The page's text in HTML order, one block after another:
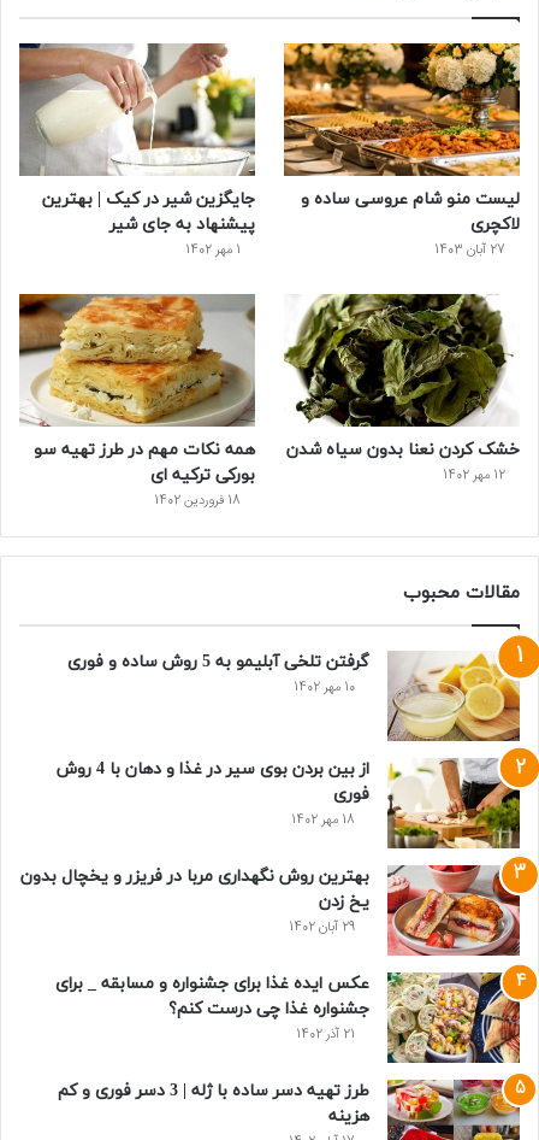
ب
و
ک
ی
ت
ر
ت
ر
ی
س
ت
ی
و
ب
پ
ر
س
لیست منو شام عروسی ساده و
لاکچری
27 آبان 1403
جایگزین شیر در کیک | بهترین
پیشنهاد به جای شیر
1 مهر 1402
خشک کردن نعنا بدون سیاه شدن
12 مهر 1402
همه نکات مهم در طرز تهیه سو
بورکی ترکیه ای
18 فروردین 1402
مقالات محبوب
گرفتن تلخی آبلیمو به 5 روش ساده و فوری
10 مهر 1402
از بین بردن بوی سیر در غذا و دهان با 4 روش
فوری
18 مهر 1402
بهترین روش نگهداری مربا در فریزر و یخچال بدون
یخ زدن
29 آبان 1402
عکس ایده غذا برای جشنواره و مسابقه _ برای
جشنواره غذا چی درست کنم؟
21 آذر 1402
طرز تهیه دسر ساده با ژله | 3 دسر فوری و کم
هزینه